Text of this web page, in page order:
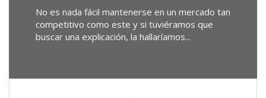
No es nada fácil mantenerse en un mercado tan
competitivo como este y si tuviéramos que
buscar una explicación, la hallaríamos...